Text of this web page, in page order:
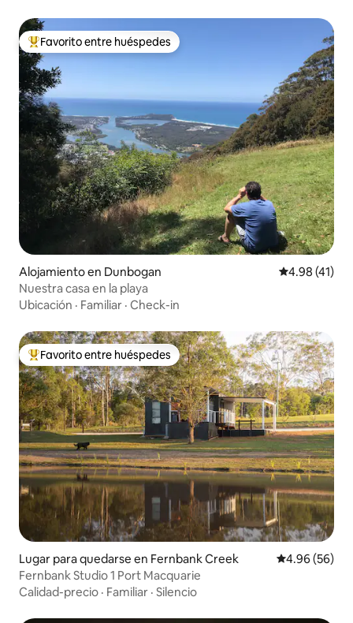
Favorito entre huéspedes preferido
Favorito entre huéspedes
Alojamiento en Dunbogan Calificación
4.98 (41)
Nuestra casa en la playa
Ubicación · Familiar · Check-in
Favorito entre huéspedes preferido
Favorito entre huéspedes
Lugar para quedarse en Fernbank Creek Calificación
4.96 (56)
Fernbank Studio 1 Port Macquarie
Calidad-precio · Familiar · Silencio